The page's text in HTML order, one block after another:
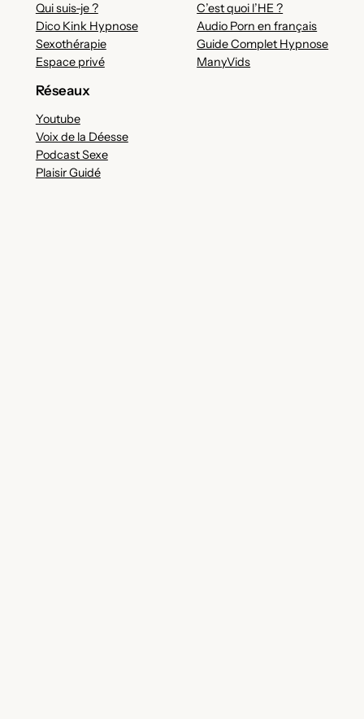
Qui suis-je ?
Dico Kink Hypnose
Sexothérapie
Espace privé
C’est quoi l’HE ?
Audio Porn en français
Guide Complet Hypnose
ManyVids
Réseaux
Youtube
Voix de la Déesse
Podcast Sexe
Plaisir Guidé